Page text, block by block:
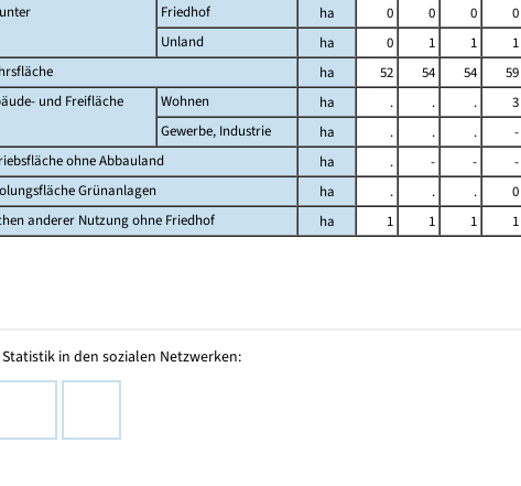
Friedhof ha 0 0 0 0
Unland
ha 0 1 1 1
ha 52 54 54 59
und Freifläche Wohnen ha . . . 3
Gewerbe, Industrie
ha . . . -
ohne Abbauland
ha . - - -
Grünanlagen
ha . . . 0
anderer Nutzung ohne Friedhof
ha 1 1 1 1
in den sozialen Netzwerken: